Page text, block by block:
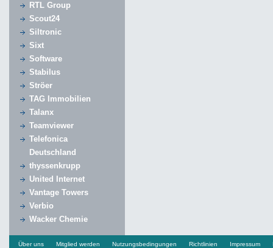
RTL Group
Scout24
Siltronic
Sixt
Software
Stabilus
Ströer
TAG Immobilien
Talanx
Teamviewer
Telefonica
Deutschland
thyssenkrupp
United Internet
Vantage Towers
Verbio
Wacker Chemie
Über uns Mitglied werden Nutzungsbedingungen Richtlinien Impressum